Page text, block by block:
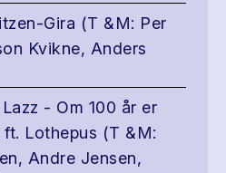
Gira (T &M: Per
Kvikne, Anders
- Om 100 år er
Lothepus (T &M:
Andre Jensen,